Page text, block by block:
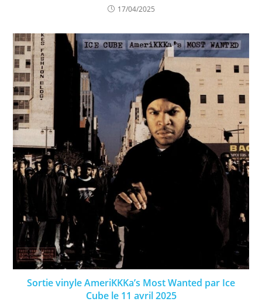
17/04/2025
Sortie vinyle AmeriKKKa’s Most Wanted par Ice
Cube le 11 avril 2025